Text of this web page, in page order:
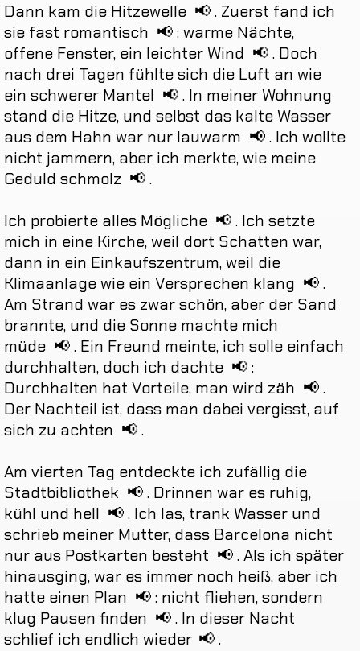
Dann kam die Hitzewelle 📢. Zuerst fand ich
sie fast romantisch 📢: warme Nächte,
offene Fenster, ein leichterWind 📢. Doch
nach drei Tagen fühltesich die Luft an wie
ein schwerer Mantel 📢. In meinerWohnung
stand die Hitze, und selbst das kalteWasser
aus dem Hahn war nur lauwarm 📢. Ich wollte
nicht jammern, aber ich merkte,wie meine
Geduld schmolz 📢.
Ich probierte alles Mögliche 📢. Ich setzte
mich in eine Kirche,weil dort Schatten war,
dann in ein Einkaufszentrum,weil die
Klimaanlagewie ein Versprechen klang 📢.
Am Strand war es zwarschön, aber der Sand
brannte, und die Sonne machte mich
müde 📢. Ein Freund meinte, ich solle einfach
durchhalten, doch ich dachte 📢:
Durchhalten hat Vorteile, man wird zäh 📢.
Der Nachteil ist, dass man dabei vergisst, auf
sich zu achten 📢.
Am vierten Tag entdeckte ich zufällig die
Stadtbibliothek 📢. Drinnen war es ruhig,
kühl und hell 📢. Ich las, trank Wasser und
schrieb meiner Mutter, dass Barcelona nicht
nur aus Postkarten besteht 📢. Als ich später
hinausging,war es immer noch heiß, aber ich
hatte einen Plan 📢: nicht fliehen,sondern
klug Pausen finden 📢. In dieser Nacht
schlief ich endlich wieder 📢.